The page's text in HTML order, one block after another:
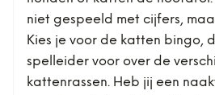
niet gespeeld met cijfers,
Kies je voor de katten bingo,
spelleider voor over de
kattenrassen. Heb jij een